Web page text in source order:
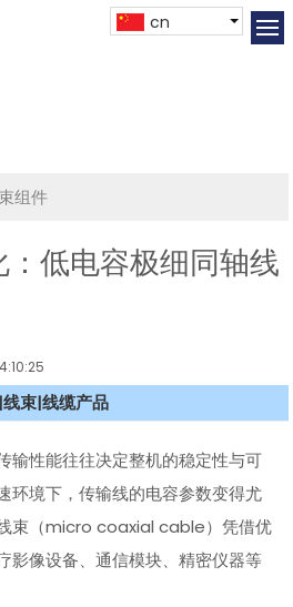
cn
组件
低电容极细同轴线
束|线缆产品
输性能往往决定整机的稳定性与可
环境下，传输线的电容参数变得尤
束（micro coaxial cable）凭借优
影像设备、通信模块、精密仪器等